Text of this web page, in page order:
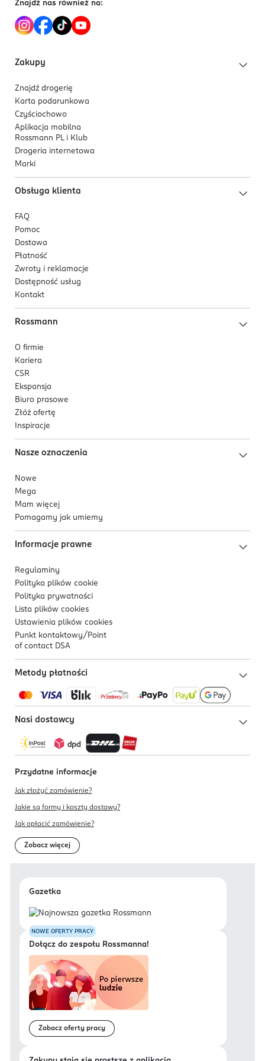
Znajdź nas również na:
Zakupy
Znajdź drogerię
Karta podarunkowa
Czyściochowo
Aplikacja mobilna
Rossmann PL i Klub
Drogeria internetowa
Marki
Obsługa klienta
FAQ
Pomoc
Dostawa
Płatność
Zwroty i reklamacje
Dostępność usług
Kontakt
Rossmann
O firmie
Kariera
CSR
Ekspansja
Biuro prasowe
Złóż ofertę
Inspiracje
Nasze oznaczenia
Nowe
Mega
Mam więcej
Pomagamy jak umiemy
Informacje prawne
Regulaminy
Polityka plików cookie
Polityka prywatności
Lista plików cookies
Ustawienia plików cookies
Punkt kontaktowy/ Point
of contact DSA
Metody płatności
Nasi dostawcy
Przydatne informacje
Jak złożyć zamówienie?
Jakie są formy i koszty dostawy?
Jak opłacić zamówienie?
Zobacz więcej
Gazetka
NOWE OFERTY PRACY
Dołącz do zespołu Rossmanna!
Zobacz oferty pracy